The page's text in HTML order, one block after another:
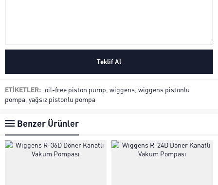
ETİKETLER: oil-free piston pump wiggens wiggens pistonlu
pompa yağsız pistonlu pompa
Benzer Ürünler